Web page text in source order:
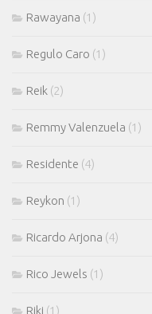
Rawayana (1)
Regulo Caro (1)
Reik (2)
Remmy Valenzuela (1)
Residente (4)
Reykon (1)
Ricardo Arjona (4)
Rico Jewels (1)
Riki (1)